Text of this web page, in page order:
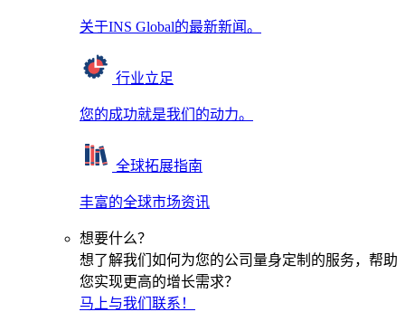
关于INS Global的最新新闻。
行业立足
您的成功就是我们的动力。
全球拓展指南
丰富的全球市场资讯
想要什么？
想了解我们如何为您的公司量身定制的服务，帮助
您实现更高的增长需求？
马上与我们联系！